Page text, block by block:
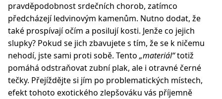
pravděpodobnost srdečních chorob, zatímco
předcházejí ledvinovým kamenům. Nutno dodat, že
také prospívají očím a posilují kosti. Jenže co jejich
slupky? Pokud se jich zbavujete s tím, že se k ničemu
nehodí, jste sami proti sobě. Tento „materiál“totiž
pomáhá odstraňovat zubní plak, ale i otravné černé
tečky. Přejíždějte si jím po problematických místech,
efekt tohoto exotického zlepšováku vás příjemně